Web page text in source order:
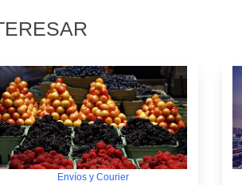
Envíos y Courier